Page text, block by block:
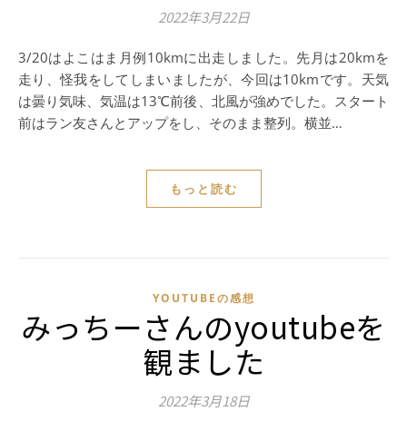
2022年3月22日
3/20はよこはま月例10kmに出走しました。先月は20kmを
走り、怪我をしてしまいましたが、今回は10kmです。天気
は曇り気味、気温は13℃前後、北風が強めでした。スタート
前はラン友さんとアップをし、そのまま整列。横並…
もっと読む
YOUTUBEの感想
みっちーさんのyoutubeを
観ました
2022年3月18日